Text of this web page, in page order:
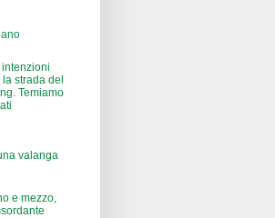
strada del
Temiamo
valanga
e mezzo,